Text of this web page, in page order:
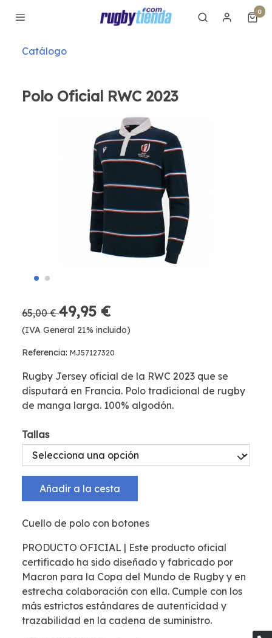
0
Catálogo
Polo Oficial RWC 2023
65,00 €49,95 €
(IVA General 21% incluido)
Referencia: MJ57127320
Rugby Jersey oficial de la RWC 2023 que se
disputará en Francia. Polo tradicional de rugby
de manga larga. 100% algodón.
Tallas
Añadir a la cesta
Cuello de polo con botones
PRODUCTO OFICIAL | Este producto oficial
certificado ha sido diseñado y fabricado por
Macron para la Copa del Mundo de Rugby y en
estrecha colaboración con ella. Cumple con los
más estrictos estándares de autenticidad y
trazabilidad en la cadena de suministro.